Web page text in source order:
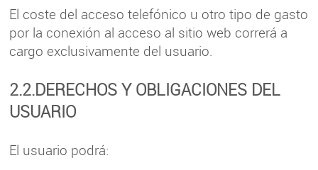
El coste del acceso telefónico u otro tipo de gasto
por la conexión al acceso al sitio web correrá a
cargo exclusivamente del usuario.
2.2.DERECHOS Y OBLIGACIONES DEL
USUARIO
El usuario podrá: